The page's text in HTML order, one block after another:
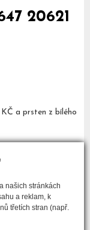
našich stránkách
a reklam, k
třetích stran (např.
20621
a prsten z bílého